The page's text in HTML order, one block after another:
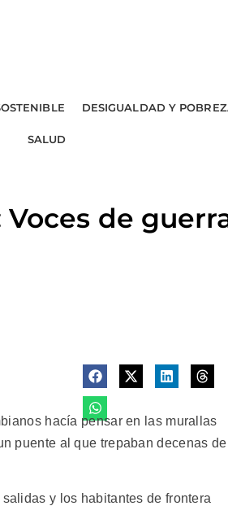
DESIGUALDAD Y
SALUD
Voces de
hacía pensar en las murallas
puente al que trepaban decenas de
y los habitantes de frontera